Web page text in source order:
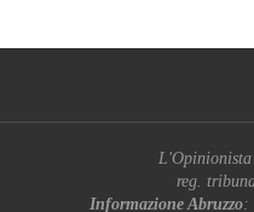
L'Opinionista
reg.
Informazione Abruzzo: